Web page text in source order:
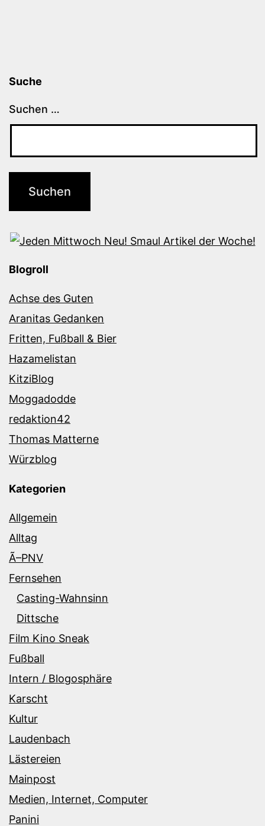
Suche
Suchen …
Blogroll
Achse des Guten
Aranitas Gedanken
Fritten, Fußball & Bier
Hazamelistan
KitziBlog
Moggadodde
redaktion42
Thomas Matterne
Würzblog
Kategorien
Allgemein
Alltag
Ã–PNV
Fernsehen
Casting-Wahnsinn
Dittsche
Film Kino Sneak
Fußball
Intern / Blogosphäre
Karscht
Kultur
Laudenbach
Lästereien
Mainpost
Medien, Internet, Computer
Panini